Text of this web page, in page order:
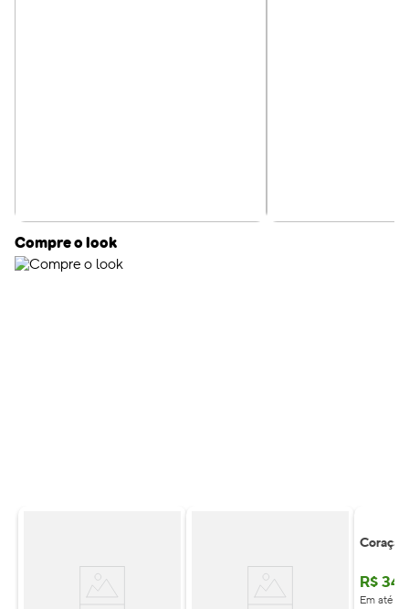
Compre o look
R$34
Em até